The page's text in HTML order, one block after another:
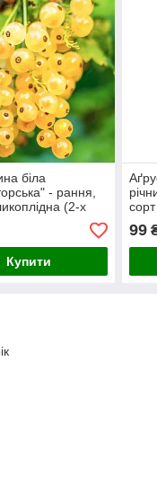
біла
- рання,
(2-х
Купити
99